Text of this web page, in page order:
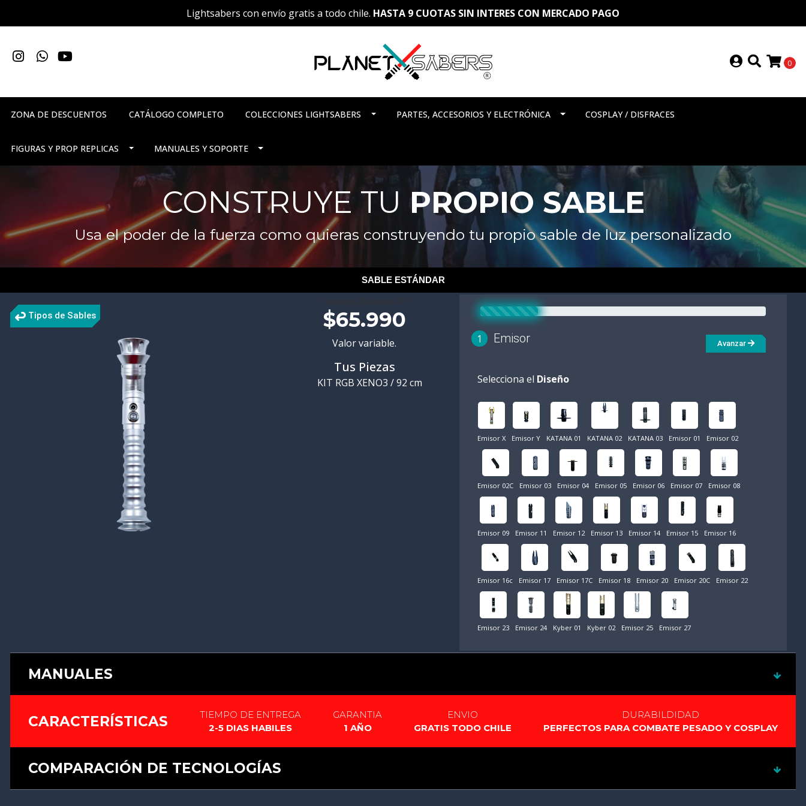
Lightsabers con envío gratis a todo chile. HASTA 9 CUOTAS SIN INTERES CON MERCADO PAGO
0
ZONA DE DESCUENTOS CATÁLOGO COMPLETO COLECCIONES LIGHTSABERS PARTES, ACCESORIOS Y ELECTRÓNICA COSPLAY / DISFRACES
FIGURAS Y PROP REPLICAS MANUALES Y SOPORTE
CONSTRUYE TU PROPIO SABLE
Usa el poder de la fuerza como quieras construyendo tu propio sable de luz personalizado
SABLE ESTÁNDAR
Tipos de Sables $65.990
Valor variable.
Tus Piezas
KIT RGB XENO3 / 92 cm
1 Emisor Avanzar
Selecciona el Diseño
Emisor X Emisor Y KATANA 01 KATANA 02 KATANA 03 Emisor 01 Emisor 02
Emisor 02C Emisor 03 Emisor 04 Emisor 05 Emisor 06 Emisor 07 Emisor 08
Emisor 09 Emisor 11 Emisor 12 Emisor 13 Emisor 14 Emisor 15 Emisor 16
Emisor 16c Emisor 17 Emisor 17C Emisor 18 Emisor 20 Emisor 20C Emisor 22
Emisor 23 Emisor 24 Kyber 01 Kyber 02 Emisor 25 Emisor 27
MANUALES
INSTRUCCIONES_RGB-X_12.pdf
INSTRUCCIONES_XENOPIXEL_V2.pdf
CARACTERÍSTICAS
TIEMPO DE ENTREGA
2-5 DIAS HABILES
GARANTIA
1 AÑO
ENVIO
GRATIS TODO CHILE
DURABILDIDAD
PERFECTOS PARA COMBATE PESADO Y COSPLAY
COMPARACIÓN DE TECNOLOGÍAS